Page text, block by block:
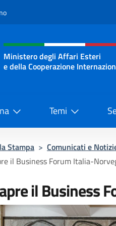
sito, social
Ministero degli Affari Esteri
e della Cooperazione
Temi
Stampa > Comunicati e
il Business Forum Italia-
il Business